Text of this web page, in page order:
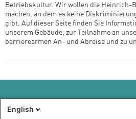
Betriebskultur. Wir wollen die Heinrich-
machen, an dem es keine
gibt. Auf dieser Seite finden Sie
unserem Gebäude, zur Teilnahme an
barrierearmen An- und Abreise und zu
Footer menu
English